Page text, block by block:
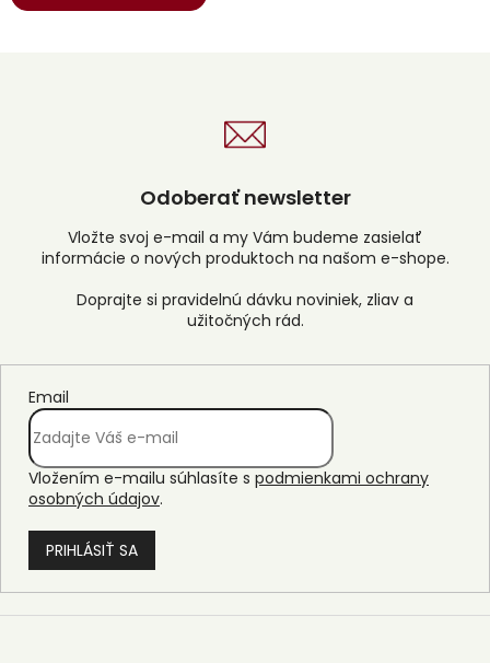
Odoberať newsletter
Vložte svoj e-mail a my Vám budeme zasielať
informácie o nových produktoch na našom e-shope.
Email
Vložením e-mailu súhlasíte s podmienkami ochrany
osobných údajov.
PRIHLÁSIŤ SA
Z